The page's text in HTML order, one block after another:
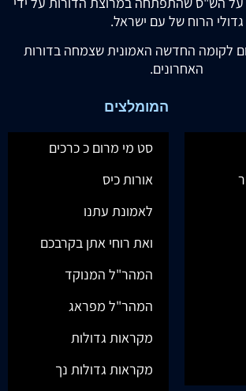
גדולי הרוח של עם ישראל.
לקומה החדשה האמונית שצמחה בדורות
האחרונים.
המומלצים
סט מי מרום כ כרכים
אורות כיס
לאמונת עתנו
ואת רוחי אתן בקרבכם
המהר"ל המנוקד
המהר"ל מפראג
מקראות גדולות
מקראות גדולות נך